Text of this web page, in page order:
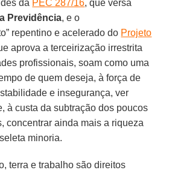
da PEC 287/16, que versa
Previdência, e o
repentino e acelerado do Projeto
aprova a terceirização irrestrita
profissionais, soam como uma
de quem deseja, à força de
e insegurança, ver
à custa da subtração dos poucos
concentrar ainda mais a riqueza
minoria.
terra e trabalho são direitos